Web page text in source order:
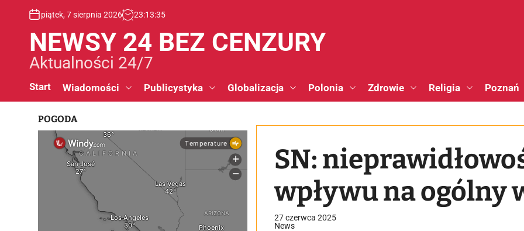
piątek, 7 sierpnia 2026 23:13:36
NEWSY 24 BEZ CENZURY
Aktualności 24/7
Start Wiadomości Publicystyka Globalizacja Polonia Zdrowie Religia Poznań
SN:
wpływu na ogólny
27 czerwca 2025
News
POGODA